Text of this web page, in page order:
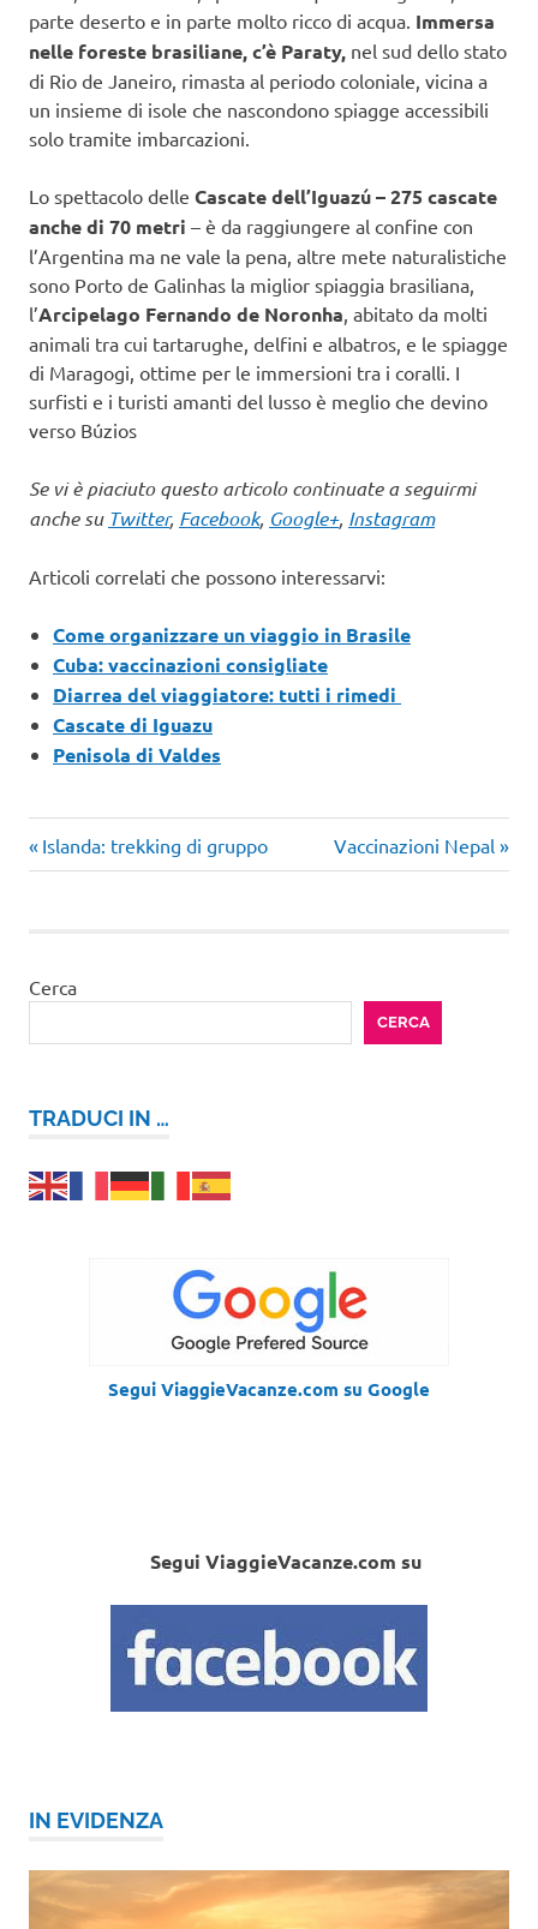
parte deserto e in parte molto ricco di acqua. Immersa
nelle foreste brasiliane, c’è Paraty, nel sud dello stato
di Rio de Janeiro, rimasta al periodo coloniale, vicina a
un insieme di isole che nascondono spiagge accessibili
solo tramite imbarcazioni.
Lo spettacolo delle Cascate dell’Iguazú – 275 cascate
anche di 70 metri – è da raggiungere al confine con
l’Argentina ma ne vale la pena, altre mete naturalistiche
sono Porto de Galinhas la miglior spiaggia brasiliana,
l’Arcipelago Fernando de Noronha , abitato da molti
animali tra cui tartarughe, delfini e albatros, e le spiagge
di Maragogi, ottime per le immersioni tra i coralli. I
surfisti e i turisti amanti del lusso è meglio che devino
verso Búzios
Se vi è piaciuto questo articolo continuate a seguirmi
anche su Twitter, Facebook, Google+, Instagram
Articoli correlati che possono interessarvi:
Come organizzare un viaggio in Brasile
Cuba: vaccinazioni consigliate
Diarrea del viaggiatore: tutti i rimedi
Cascate di Iguazu
Penisola di Valdes
Navigazione
Articolo
precedente:
Islanda: trekking di gruppo
Articolo
successivo:
Vaccinazioni Nepal
Cerca
CERCA
TRADUCI IN …
Segui ViaggieVacanze.com su Google
Segui ViaggieVacanze.com su
IN EVIDENZA